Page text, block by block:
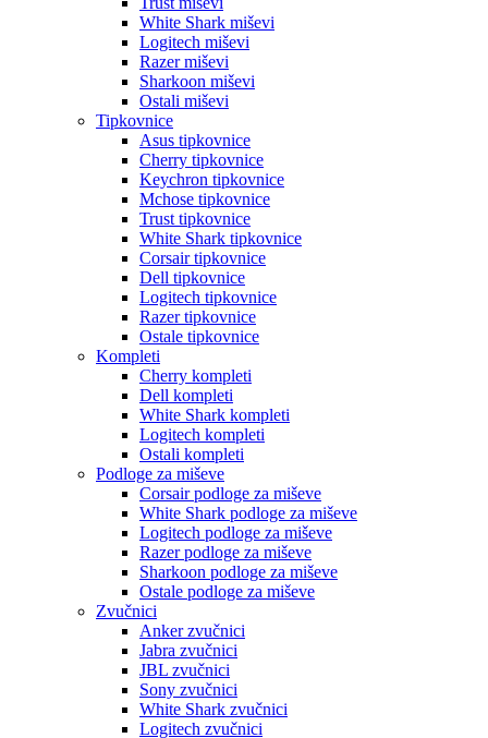
White Shark miševi
Logitech miševi
Razer miševi
Sharkoon miševi
Ostali miševi
Tipkovnice
Asus tipkovnice
Cherry tipkovnice
Keychron tipkovnice
Mchose tipkovnice
Trust tipkovnice
White Shark tipkovnice
Corsair tipkovnice
Dell tipkovnice
Logitech tipkovnice
Razer tipkovnice
Ostale tipkovnice
Kompleti
Cherry kompleti
Dell kompleti
White Shark kompleti
Logitech kompleti
Ostali kompleti
Podloge za miševe
Corsair podloge za miševe
White Shark podloge za miševe
Logitech podloge za miševe
Razer podloge za miševe
Sharkoon podloge za miševe
Ostale podloge za miševe
Zvučnici
Anker zvučnici
Jabra zvučnici
JBL zvučnici
Sony zvučnici
White Shark zvučnici
Logitech zvučnici